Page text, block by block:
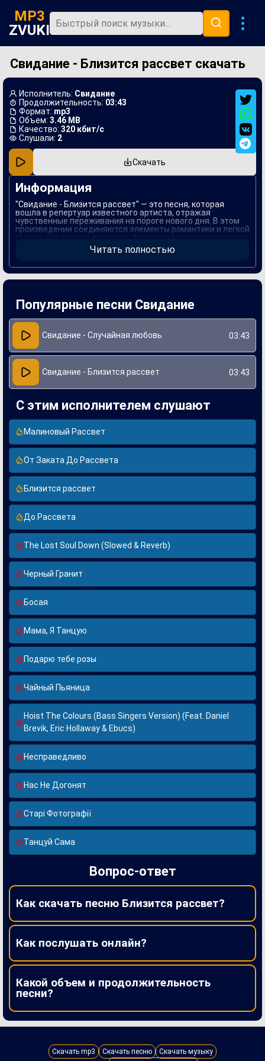
MP3
ZVUKI
Главная
Популярная
В машину
Музыка 80х
Ремиксы
Свидание - Близится рассвет скачать
Исполнитель: Свидание
Продолжительность: 03:43
Формат: mp3
Объем: 3.46 MB
Качество: 320 кбит/с
Слушали: 2
Скачать
Информация
"Свидание - Близится рассвет" — это песня, которая
вошла в репертуар известного артиста, отражая
чувственные переживания на пороге нового дня. В этом
произведении соединяются элементы романтики и легкой
грусти, что делает его очень близким многим слушателям.
Музыка и текст гармонично дополняют друг друга,
создавая атмосферу ожидания и надежды.
Создание этой песни ознаменовалось сотрудничеством
талантливых композиторов и авторов текстов, что
запоминается и вызывает отклик у сердца. "Свидание -
Близится рассвет" затрагивает темы любви и надежды,
делая её актуальной для многих молодых людей,
переживающих похожие моменты.
Читать полностью
Популярные песни Свидание
Свидание - Случайная любовь 03:43
Свидание - Близится рассвет 03:43
С этим исполнителем слушают
Малиновый Рассвет
От Заката До Рассвета
Близится рассвет
До Рассвета
The Lost Soul Down (Slowed & Reverb)
Черный Гранит
Босая
Мама, Я Танцую
Подарю тебе розы
Чайный Пьяница
Hoist The Colours (Bass Singers Version) (Feat. Daniel
Brevik, Eric Hollaway & Ebucs)
Несправедливо
Нас Не Догонят
Старі Фотографії
Танцуй Сама
Вопрос-ответ
Как скачать песню Близится рассвет?
Как послушать онлайн?
Какой объем и продолжительность
песни?
Скачать mp3 Скачать песню Скачать музыку